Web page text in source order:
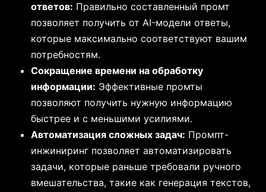
ответов: Правильно составленный промт
позволяет получить от AI-модели ответы,
которые максимально соответствуют вашим
потребностям.
Сокращение времени на обработку
информации: Эффективные промты
позволяют получить нужную информацию
быстрее и с меньшими усилиями.
Автоматизация сложных задач: Промпт-
инжиниринг позволяет автоматизировать
задачи, которые раньше требовали ручного
вмешательства, такие как генерация текстов,